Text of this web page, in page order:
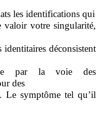
les identifications qui
valoir votre singularité,
déconsistent
par la voie des
des
Le symptôme tel qu’il